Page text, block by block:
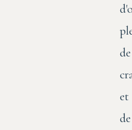
de
et
de